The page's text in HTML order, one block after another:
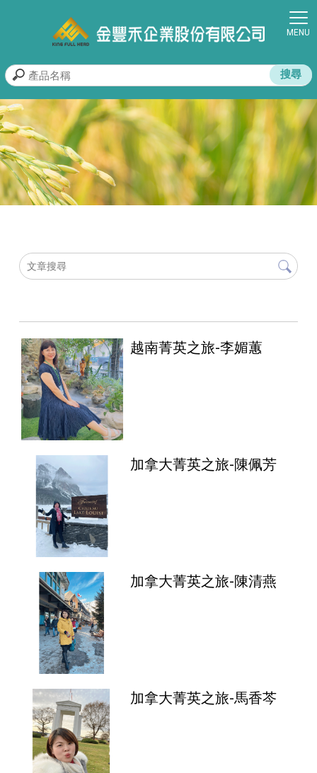
越南菁英之旅-李媚蕙
加拿大菁英之旅-陳佩芳
加拿大菁英之旅-陳清燕
加拿大菁英之旅-馬香芩